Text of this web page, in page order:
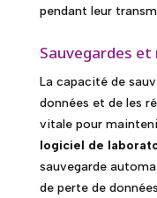
pendant leur
Sauvegardes
La capacité de
données et de les
vitale pour
logiciel de
sauvegarde
de perte de